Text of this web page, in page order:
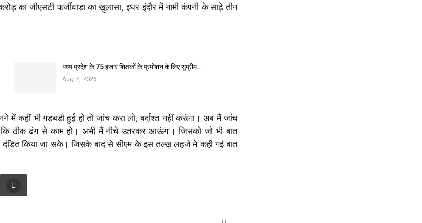
का जीएसटी फर्जीवाड़ा का खुलासा, इधर इंदौर में नामी कंपनी के साढ़े तीन
मध्य प्रदेश के 75 हजार शिक्षकों के प्रमोशन के लिए सुप्रीम…
Aug 7, 2026
कहीं भी गड़बड़ी हुई हो तो जांच करा लो, बर्दाश्त नहीं करूंगा। अब मैं जांच
कि ठीक ढंग से काम हो। अभी मैं नीचे उतरकर आऊंगा। जिसको जो भी बात
दंडित किया जा सके। जिसके बाद से सीएम के इस तल्ख़ लहजे मे कही गई बात